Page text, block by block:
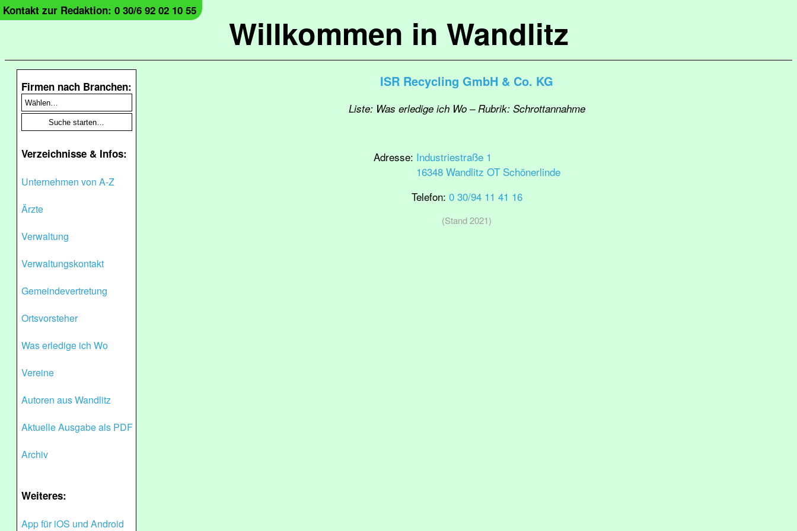
Willkommen in Wandlitz
Kontakt zur Redaktion: 0 30/6 92 02 10 55
Firmen nach Branchen:
Verzeichnisse & Infos:
Unternehmen von A-Z
Ärzte
Verwaltung
Verwaltungskontakt
Gemeindevertretung
Ortsvorsteher
Was erledige ich Wo
Vereine
Autoren aus Wandlitz
Aktuelle Ausgabe als PDF
Archiv
Weiteres:
App für iOS und Android
ISR Recycling GmbH & Co. KG
Liste: Was erledige ich Wo – Rubrik: Schrottannahme
Adresse: Industriestraße 1
16348 Wandlitz OT Schönerlinde
Telefon: 0 30/94 11 41 16
(Stand 2021)